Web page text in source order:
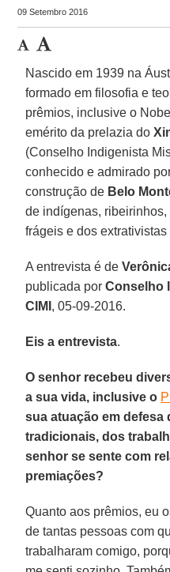
09 Setembro 2016
Nascido em 1939 na
formado em filosofia e
prêmios, inclusive o
emérito da prelazia do
(Conselho Indigenista
conhecido e admirado
construção de Belo
de indígenas,
frágeis e dos extrativistas
A entrevista é de
publicada porConselho
CIMI , 05-09-2016.
Eis a entrevista.
O senhor recebeu
a sua vida, inclusive o
sua atuação em defesa
tradicionais, dos
senhor se sente com
premiações?
Quanto aos prêmios, eu
de tantas pessoas com
trabalharam comigo,